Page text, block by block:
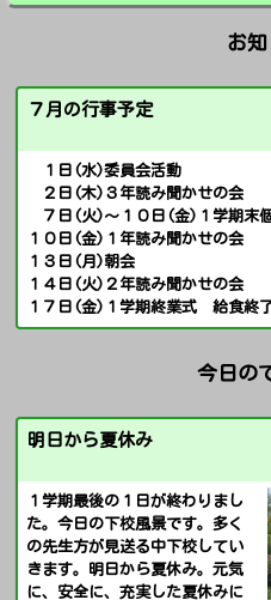
お
７月の行事予定
１日(水)委員会活動
２日(木)３年読み聞かせの会
７日(火)～１０日(金)１学期末
１０日(金)１年読み聞かせの会
１３日(月)朝会
１４日(火)２年読み聞かせの会
１７日(金)１学期終業式 給食終
今日の
明日から夏休み
１学期最後の１日が終わりまし
た。今日の下校風景です。多く
の先生方が見送る中下校してい
きます。明日から夏休み。元気
に、安全に、充実した夏休みに